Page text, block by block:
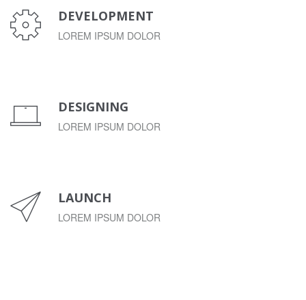
DEVELOPMENT
LOREM IPSUM DOLOR
DESIGNING
LOREM IPSUM DOLOR
LAUNCH
LOREM IPSUM DOLOR